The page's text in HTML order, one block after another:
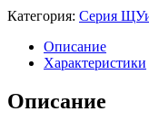
Категория: Серия
Описание
Характеристики
Описание